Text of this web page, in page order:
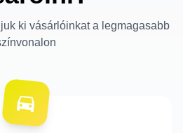
ki vásárlóinkat a legmagasabb